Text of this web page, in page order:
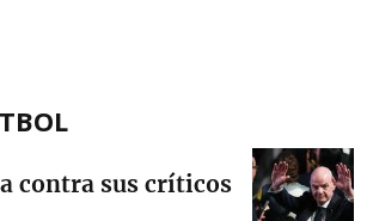
contra sus críticos